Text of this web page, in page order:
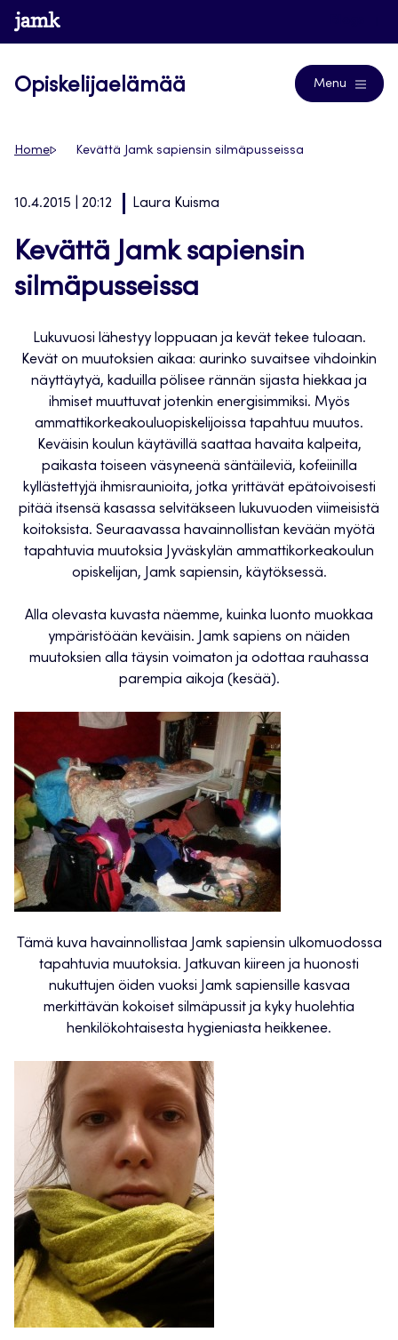
Siirry
suoraan
www.jamk.fi
Opiskelijaelämää Menu
Home Kevättä Jamk sapiensin silmäpusseissa
10.4.2015 | 20:12 Laura Kuisma
Kevättä Jamk sapiensin
silmäpusseissa
Lukuvuosi lähestyy loppuaan ja kevät tekee tuloaan.
Kevät on muutoksien aikaa: aurinko suvaitsee vihdoinkin
näyttäytyä, kaduilla pölisee rännän sijasta hiekkaa ja
ihmiset muuttuvat jotenkin energisimmiksi. Myös
ammattikorkeakouluopiskelijoissa tapahtuu muutos.
Keväisin koulun käytävillä saattaa havaita kalpeita,
paikasta toiseen väsyneenä säntäileviä, kofeiinilla
kyllästettyjä ihmisraunioita, jotka yrittävät epätoivoisesti
pitää itsensä kasassa selvitäkseen lukuvuoden viimeisistä
koitoksista. Seuraavassa havainnollistan kevään myötä
tapahtuvia muutoksia Jyväskylän ammattikorkeakoulun
opiskelijan, Jamk sapiensin, käytöksessä.
Alla olevasta kuvasta näemme, kuinka luonto muokkaa
ympäristöään keväisin. Jamk sapiens on näiden
muutoksien alla täysin voimaton ja odottaa rauhassa
parempia aikoja (kesää).
Tämä kuva havainnollistaa Jamk sapiensin ulkomuodossa
tapahtuvia muutoksia. Jatkuvan kiireen ja huonosti
nukuttujen öiden vuoksi Jamk sapiensille kasvaa
merkittävän kokoiset silmäpussit ja kyky huolehtia
henkilökohtaisesta hygieniasta heikkenee.